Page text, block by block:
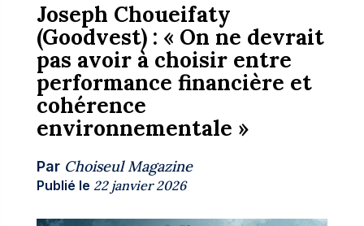
Joseph Choueifaty
(Goodvest) : « On ne devrait
pas avoir à choisir entre
performance financière et
cohérence
environnementale »
Par Choiseul Magazine
Publié le 22 janvier 2026